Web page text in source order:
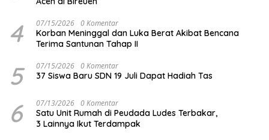
4 07/15/2026 0 Komentar
Korban Meninggal dan Luka Berat Akibat Bencana
Terima Santunan Tahap II
5 07/15/2026 0 Komentar
37 Siswa Baru SDN 19 Juli Dapat Hadiah Tas
6 07/13/2026 0 Komentar
Satu Unit Rumah di Peudada Ludes Terbakar,
3 Lainnya Ikut Terdampak